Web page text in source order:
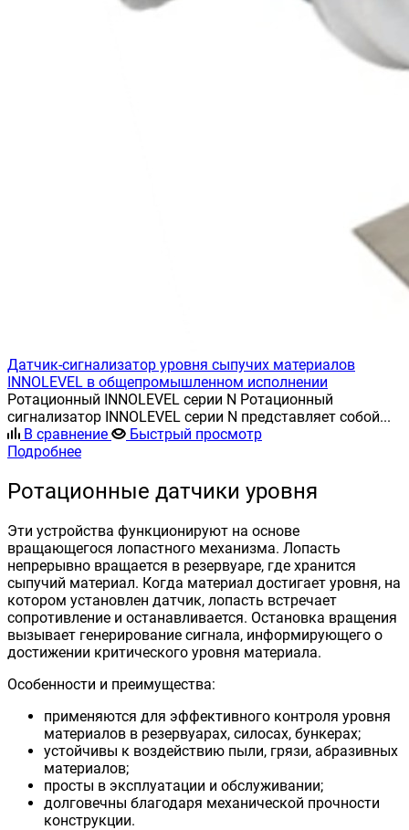
Датчик-сигнализатор уровня сыпучих материалов
INNOLEVEL в общепромышленном исполнении
Ротационный INNOLEVEL серии N Ротационный
сигнализатор INNOLEVEL серии N представляет собой...
В сравнение
Быстрый просмотр
Подробнее
Ротационные датчики уровня
Эти устройства функционируют на основе
вращающегося лопастного механизма. Лопасть
непрерывно вращается в резервуаре, где хранится
сыпучий материал. Когда материал достигает уровня, на
котором установлен датчик, лопасть встречает
сопротивление и останавливается. Остановка вращения
вызывает генерирование сигнала, информирующего о
достижении критического уровня материала.
Особенности и преимущества:
применяются для эффективного контроля уровня
материалов в резервуарах, силосах, бункерах;
устойчивы к воздействию пыли, грязи, абразивных
материалов;
просты в эксплуатации и обслуживании;
долговечны благодаря механической прочности
конструкции.